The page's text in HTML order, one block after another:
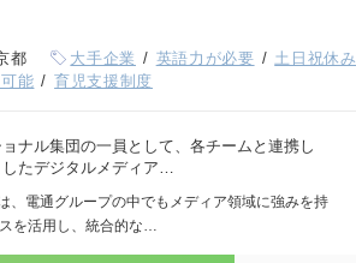
都 大手企業 英語力が必要 土日祝休み
能 育児支援制度
ナル集団の一員として、各チームと連携し
たデジタルメディア…
、電通グループの中でもメディア領域に強みを持
を活用し、統合的な…